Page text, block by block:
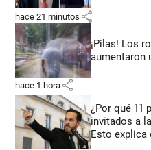
hace 21 minutos share
¡Pilas! Los
aumentaron
hace 1 hora share
¿Por qué 11
invitados a
Esto explica